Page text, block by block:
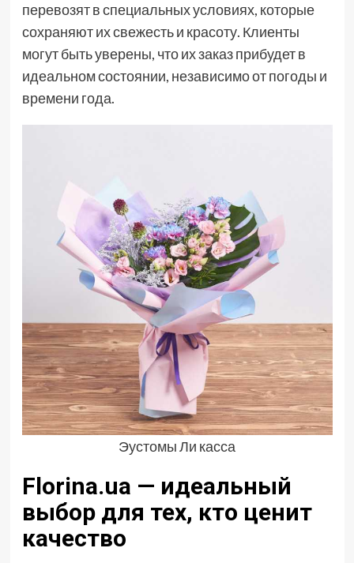
перевозят в специальных условиях, которые
сохраняют их свежесть и красоту. Клиенты
могут быть уверены, что их заказ прибудет в
идеальном состоянии, независимо от погоды и
времени года.
Эустомы Ли касса
Florina.ua — идеальный
выбор для тех, кто ценит
качество